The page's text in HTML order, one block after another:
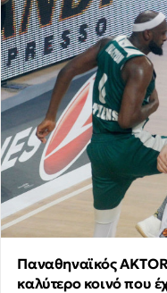
Παναθηναϊκός
καλύτερο κοινό που